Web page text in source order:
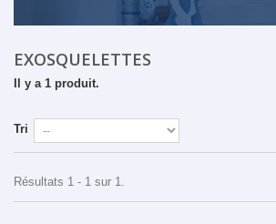
EXOSQUELETTES
Il y a 1 produit.
Tri
Résultats 1 - 1 sur 1.